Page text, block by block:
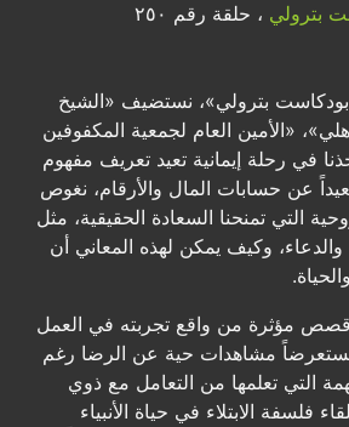
بترولي ، حلقة رقم ٢٥٠
بترولي»، نستضيف «الشيخ
«الأمين العام لجمعية المكفوفين
في رحلة إيمانية تعيد تعريف مفهوم
عن حسابات المال والأرقام، نغوص
التي تمنحنا السعادة الحقيقية، مثل
والدعاء، وكيف يمكن لهذه المعاني أن
قصص مؤثرة من واقع تجربته في العمل
مستعرضاً مشاهدات حية عن الرضا رغم
التي تعلمها من التعامل مع ذوي
فلسفة الابتلاء في حياة الأنبياء